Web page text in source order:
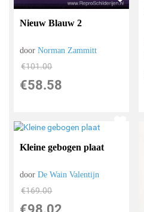
Nieuw Blauw 2
doorNorman Zammitt
€101.00
€58.58
Kleine gebogen plaat
doorDe Wain Valentijn
€169.00